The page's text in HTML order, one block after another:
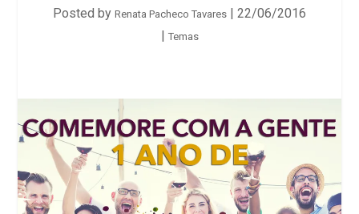
Posted by Renata Pacheco Tavares | 22/06/2016
| Temas